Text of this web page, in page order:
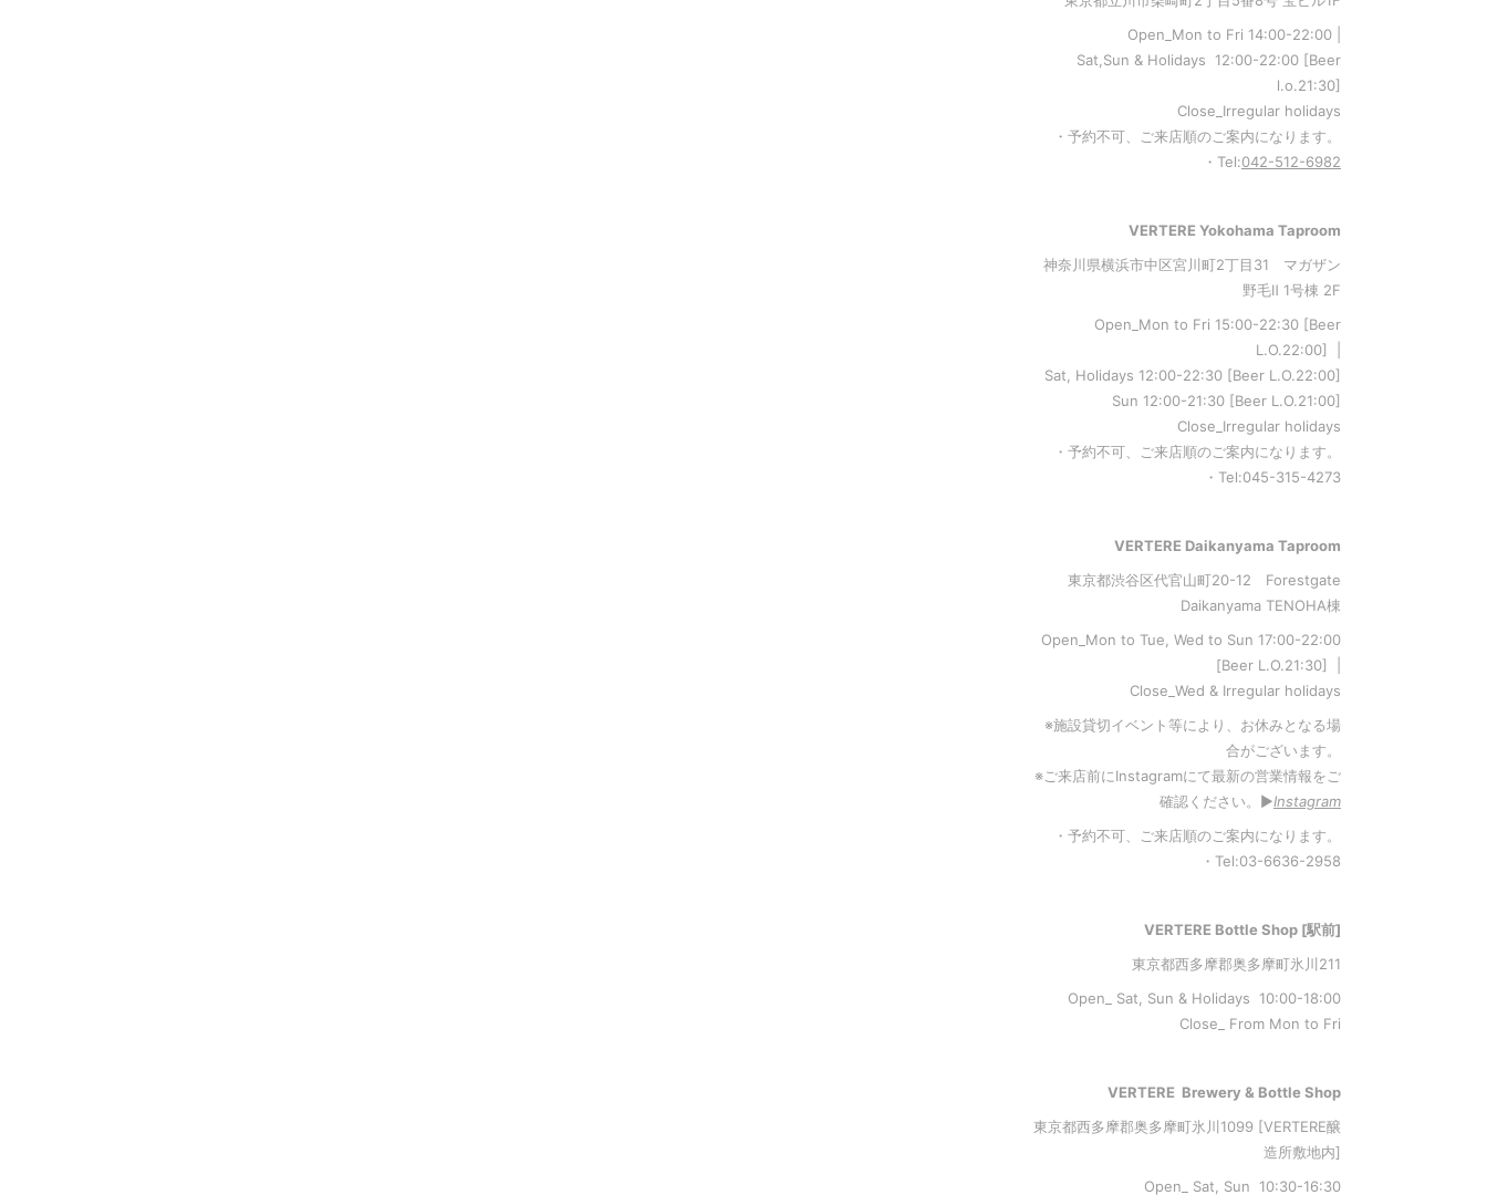
Open_Mon to Fri 14:00-22:00 |
Sat,Sun & Holidays 12:00-22:00 [Beer
l.o.21:30]
Close_Irregular holidays
・予約不可、ご来店順のご案内になります。
・Tel:042-512-6982
VERTERE Yokohama Taproom
神奈川県横浜市中区宮川町2丁目31 マガザン
野毛Ⅱ 1号棟 2F
Open_Mon to Fri 15:00-22:30 [Beer
L.O.22:00] |
Sat, Holidays 12:00-22:30 [Beer L.O.22:00]
Sun 12:00-21:30 [Beer L.O.21:00]
Close_Irregular holidays
・予約不可、ご来店順のご案内になります。
・Tel:045-315-4273
VERTERE Daikanyama Taproom
東京都渋谷区代官山町20-12 Forestgate
Daikanyama TENOHA棟
Open_Mon to Tue, Wed to Sun 17:00-22:00
[Beer L.O.21:30] |
Close_Wed & Irregular holidays
※施設貸切イベント等により、お休みとなる場
合がございます。
※ご来店前にInstagramにて最新の営業情報をご
確認ください。▶︎Instagram
・予約不可、ご来店順のご案内になります。
・Tel:03-6636-2958
VERTERE Bottle Shop [駅前]
東京都西多摩郡奥多摩町氷川211
Open_ Sat, Sun & Holidays 10:00-18:00
Close_ From Mon to Fri
VERTERE Brewery & Bottle Shop
東京都西多摩郡奥多摩町氷川1099 [VERTERE醸
造所敷地内]
Open_ Sat, Sun 10:30-16:30